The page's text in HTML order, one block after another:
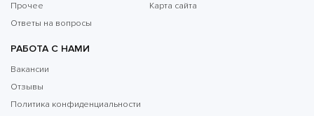
Прочее
Ответы на вопросы
Карта сайта
РАБОТА С НАМИ
Вакансии
Отзывы
Политика конфиденциальности